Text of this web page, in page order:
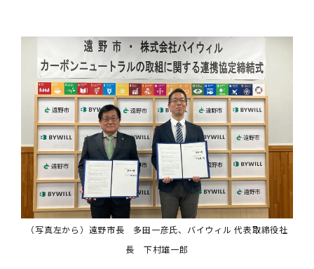
（写真左から）遠野市長 多田一彦氏、バイウィル 代表取締役社
長 下村雄一郎